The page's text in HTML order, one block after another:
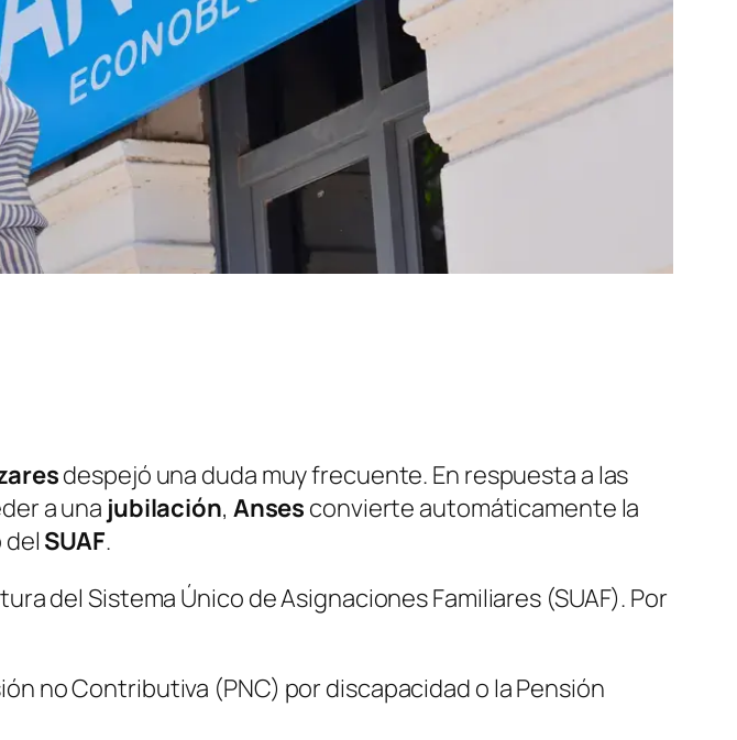
despejó una duda muy frecuente. En respuesta a las
a una jubilación, Anses convierte automáticamente la
del SUAF.
del Sistema Único de Asignaciones Familiares (SUAF). Por
no Contributiva (PNC) por discapacidad o la Pensión